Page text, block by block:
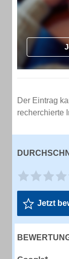
Der Eintrag
recherchierte
Jetzt